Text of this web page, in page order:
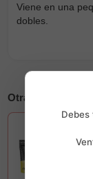
Viene en una
dobles.
Otras opciones
Debes